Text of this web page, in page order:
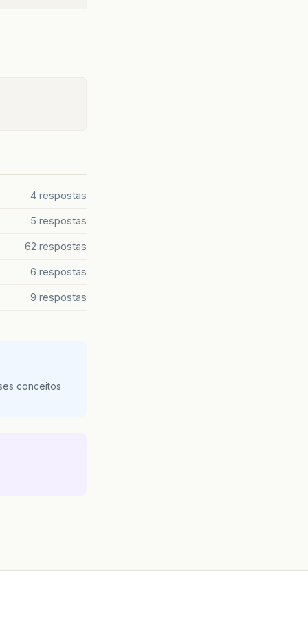
4 respostas
5 respostas
62 respostas
6 respostas
9 respostas
conceitos